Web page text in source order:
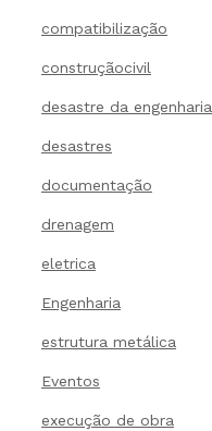
compatibilização
construçãocivil
desastre da engenharia
desastres
documentação
drenagem
eletrica
Engenharia
estrutura metálica
Eventos
execução de obra